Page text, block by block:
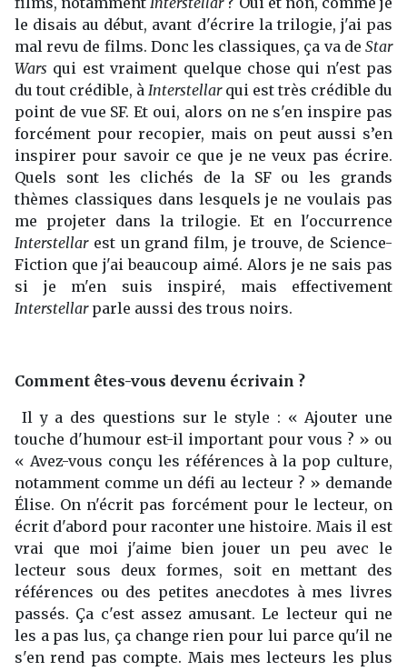
le disais au début, avant d'écrire la trilogie, j'ai pas
mal revu de films. Donc les classiques, ça va de Star
Wars qui est vraiment quelque chose qui n'est pas
du tout crédible, à Interstellarqui est très crédible du
point de vue SF. Et oui, alors on ne s'en inspire pas
forcément pour recopier, mais on peut aussi s’en
inspirer pour savoir ce que je ne veux pas écrire.
Quels sont les clichés de la SF ou les grands
thèmes classiques dans lesquels je ne voulais pas
me projeter dans la trilogie. Et en l'occurrence
Interstellarest un grand film, je trouve, de Science-
Fiction que j'ai beaucoup aimé. Alors je ne sais pas
si je m'en suis inspiré, mais effectivement
Interstellarparle aussi des trous noirs.
Comment êtes-vous devenu écrivain ?
Il y a des questions sur le style : « Ajouter une
touche d'humour est-il important pour vous ? » ou
« Avez-vous conçu les références à la pop culture,
notamment comme un défi au lecteur ? » demande
Élise. On n'écrit pas forcément pour le lecteur, on
écrit d'abord pour raconter une histoire. Mais il est
vrai que moi j'aime bien jouer un peu avec le
lecteur sous deux formes, soit en mettant des
références ou des petites anecdotes à mes livres
passés. Ça c'est assez amusant. Le lecteur qui ne
les a pas lus, ça change rien pour lui parce qu'il ne
s'en rend pas compte. Mais mes lecteurs les plus